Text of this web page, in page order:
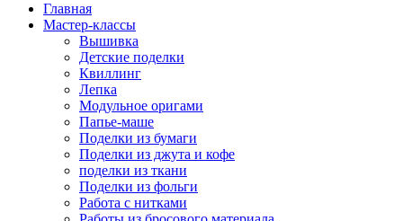
Главная
Мастер-классы
Вышивка
Детские поделки
Квиллинг
Лепка
Модульное оригами
Папье-маше
Поделки из бумаги
Поделки из джута и кофе
поделки из ткани
Поделки из фольги
Работа с нитками